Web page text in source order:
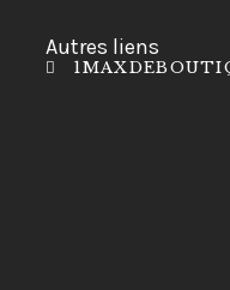
Autres liens